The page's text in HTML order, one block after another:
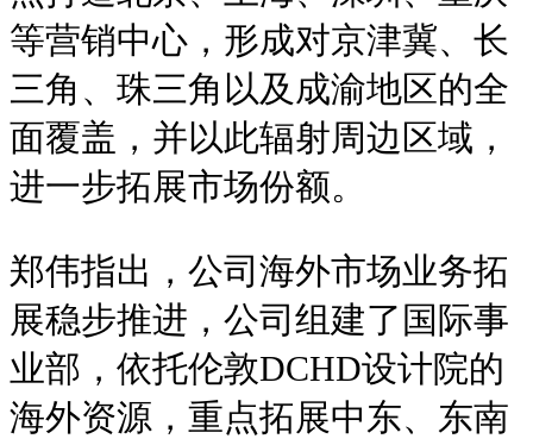
等营销中心，形成对京津冀、长
三角、珠三角以及成渝地区的全
面覆盖，并以此辐射周边区域，
进一步拓展市场份额。
郑伟指出，公司海外市场业务拓
展稳步推进，公司组建了国际事
业部，依托伦敦DCHD设计院的
海外资源，重点拓展中东、东南